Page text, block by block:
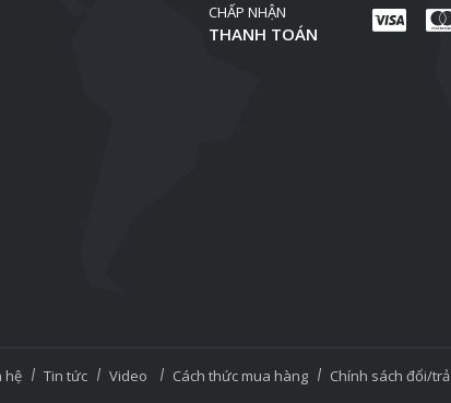
CHẤP NHẬN
THANH TOÁN
hệ Tin tức Video Cách thức mua hàng Chính sách đổi/trả